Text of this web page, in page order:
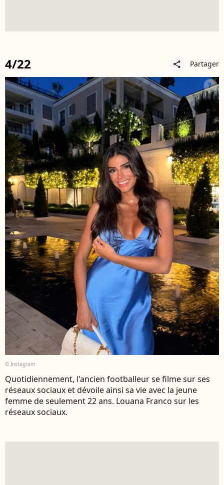
4/22 share Partager
© Instagram
Quotidiennement, l'ancien footballeur se filme sur ses
réseaux sociaux et dévoile ainsi sa vie avec la jeune
femme de seulement 22 ans. Louana Franco sur les
réseaux sociaux.